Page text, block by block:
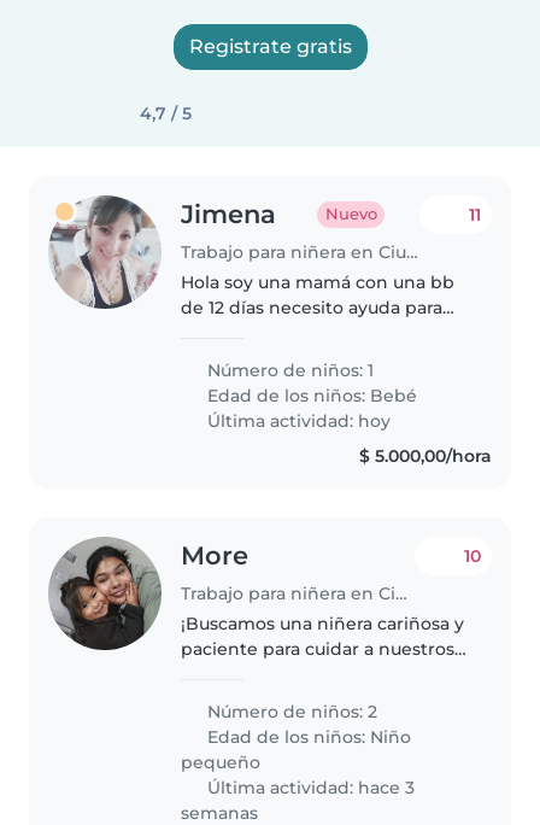
Registrate gratis
4,7 / 5
Jimena Nuevo
Trabajo para niñera en Ciudad de Salta
11
Hola soy una mamá con una bb
de 12 días necesito ayuda para
Número de niños: 1
Edad de los niños: Bebé
Última actividad: hoy
$ 5.000,00/hora
More
Trabajo para niñera en Ciudad de Salta
10
¡Buscamos una niñera cariñosa y
paciente para cuidar a nuestros
dispuestos a ayudar con tareas
ligeras. Disponible..
Número de niños: 2
Edad de los niños: Niño
pequeño
Última actividad: hace 3
semanas